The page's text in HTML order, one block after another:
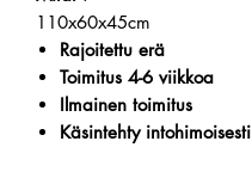
110x60x45cm
Rajoitettu erä
Toimitus 4-6 viikkoa
Ilmainen toimitus
Käsintehty intohimoisesti